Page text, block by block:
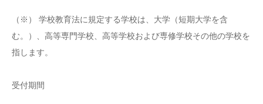
（※） 学校教育法に規定する学校は、大学（短期大学を含
む。）、高等専門学校、高等学校および専修学校その他の学校を
指します。
受付期間